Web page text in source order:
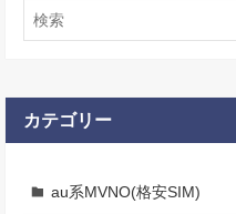
カテゴリー
au系MVNO(格安SIM)